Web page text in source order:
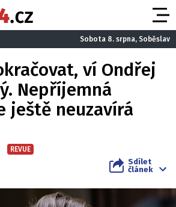
Sobota 8. srpna, Soběslav
ví Ondřej
Nepříjemná
ještě neuzavírá
REVUE
Sdílet
článek